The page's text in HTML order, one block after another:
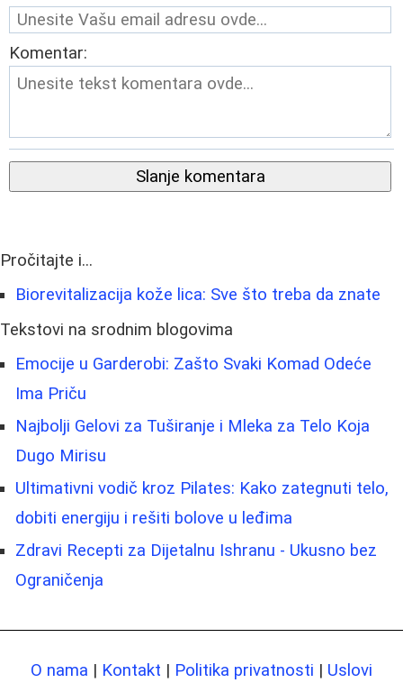
Komentar:
Slanje komentara
Pročitajte i...
Biorevitalizacija kože lica: Sve što treba da znate
Tekstovi na srodnim blogovima
Emocije u Garderobi: Zašto Svaki Komad Odeće
Ima Priču
Najbolji Gelovi za Tuširanje i Mleka za Telo Koja
Dugo Mirisu
Ultimativni vodič kroz Pilates: Kako zategnuti telo,
dobiti energiju i rešiti bolove u leđima
Zdravi Recepti za Dijetalnu Ishranu - Ukusno bez
Ograničenja
O nama | Kontakt | Politika privatnosti | Uslovi